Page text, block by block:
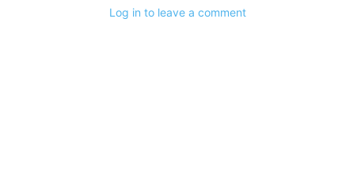
Log in to leave a comment